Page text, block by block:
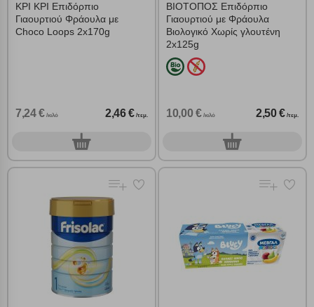
ΚΡΙ ΚΡΙ Επιδόρπιο
Γιαουρτιού Φράουλα με
Choco Loops 2x170g
7,24 € /κιλό 2,46 € /τεμ.
0τεμ.
ΒΙΟΤΟΠΟΣ Επιδόρπιο
Γιαουρτιού με Φράουλα
Βιολογικό Χωρίς γλουτένη
2x125g
10,00 € /κιλό 2,50 € /τεμ.
0τεμ.